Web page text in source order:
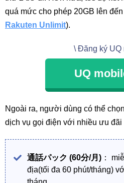
quá mức cho phép 20GB lên
Rakuten Unlimit).
\ Đăng ký UQ
UQ
Ngoài ra, người dùng có thể
dịch vụ gọi điện với nhiều ưu đãi
通話パック (60分/月)：
địa(tối đa 60 phút/tháng)